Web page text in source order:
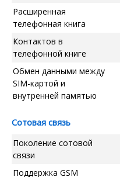
Расширенная
телефонная книга
Контактов в
телефонной книге
Обмен данными между
SIM-картой и
внутренней памятью
Сотовая связь
Поколение сотовой
связи
Поддержка GSM